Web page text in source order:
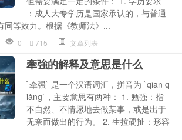
：成人大专学历是国家承认的，与普通
同等效力。根据《教师法》...
0 715 文章列表
牽強的解释及意思是什么
`牵强` 是一个汉语词汇，拼音为 `qiān q
iǎng`，主要意思有两种： 1. 勉强：指
不自然、不情愿地去做某事，或是出于
无奈而做出的行为。 2. 生拉硬扯：形容